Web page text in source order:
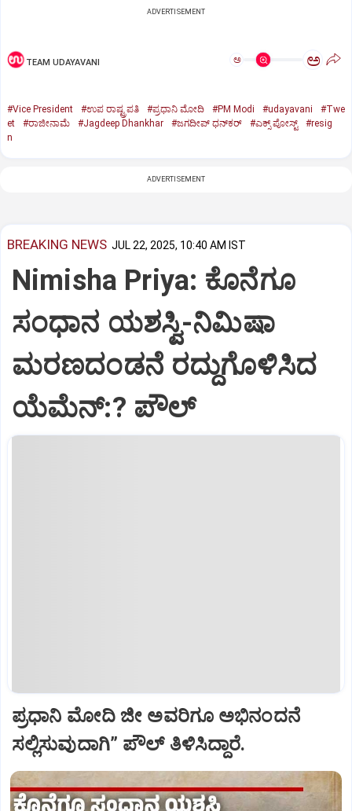
ADVERTISEMENT
TEAM UDAYAVANI ಅ ಅ
#Vice President #ಉಪ ರಾಷ್ಟ್ರಪತಿ #ಪ್ರಧಾನಿ ಮೋದಿ #PM Modi #udayavani
#Twe
et
#ರಾಜೀನಾಮೆ #Jagdeep Dhankhar #ಜಗದೀಪ್‌ ಧನ್‌ಕರ್‌ #ಎಕ್ಸ್‌ ಪೋಸ್ಟ್
#resig
n
ADVERTISEMENT
BREAKING NEWS JUL 22, 2025, 10:40 AM IST
Nimisha Priya: ಕೊನೆಗೂ
ಸಂಧಾನ ಯಶಸ್ವಿ-ನಿಮಿಷಾ
ಮರಣದಂಡನೆ ರದ್ದುಗೊಳಿಸಿದ
ಯೆಮೆನ್:? ಪೌಲ್
ಪ್ರಧಾನಿ ಮೋದಿ ಜೀ ಅವರಿಗೂ ಅಭಿನಂದನೆ
ಸಲ್ಲಿಸುವುದಾಗಿ” ಪೌಲ್‌ ತಿಳಿಸಿದ್ದಾರೆ.